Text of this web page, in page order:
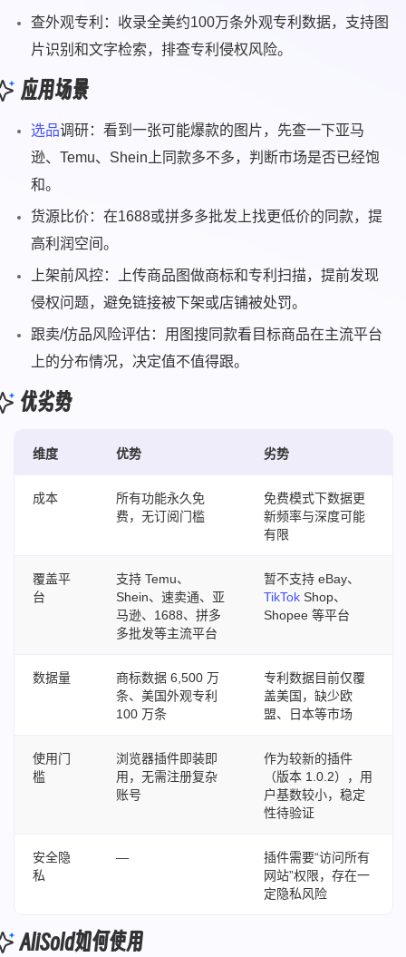
查外观专利：收录全美约100万条外观专利数据，支持图
片识别和文字检索，排查专利侵权风险。
应用场景
选品调研：看到一张可能爆款的图片，先查一下亚马
逊、Temu、Shein上同款多不多，判断市场是否已经饱
和。
货源比价：在1688或拼多多批发上找更低价的同款，提
高利润空间。
上架前风控：上传商品图做商标和专利扫描，提前发现
侵权问题，避免链接被下架或店铺被处罚。
跟卖/仿品风险评估：用图搜同款看目标商品在主流平台
上的分布情况，决定值不值得跟。
优劣势
维度 优势 劣势
成本
所有功能永久免
费，无订阅门槛
免费模式下数据更
新频率与深度可能
有限
覆盖平
台
支持 Temu、
Shein、速卖通、亚
马逊、1688、拼多
多批发等主流平台
暂不支持 eBay、
TikTokShop、
Shopee 等平台
数据量
商标数据 6,500 万
条、美国外观专利
100 万条
专利数据目前仅覆
盖美国，缺少欧
盟、日本等市场
使用门
槛
浏览器插件即装即
用，无需注册复杂
账号
作为较新的插件
（版本 1.0.2），用
户基数较小，稳定
性待验证
安全隐
私
—
插件需要“访问所有
网站”权限，存在一
定隐私风险
AliSold如何使用